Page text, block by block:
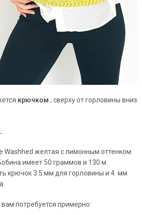
крючком , сверху от горловины вниз
Washhed желтая с лимонным оттенком
имеет 50 граммов и 130 м.
крючок 3.5 мм для горловины и 4 мм
потребуется примерно: